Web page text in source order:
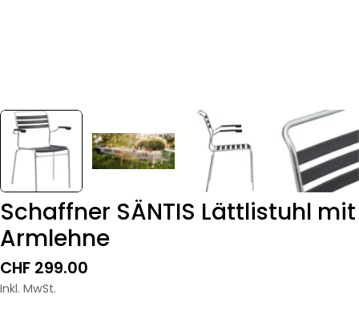
Schaffner SÄNTIS Lättlistuhl mit
Armlehne
Regulärer
Preis
CHF 299.00
Inkl. MwSt.